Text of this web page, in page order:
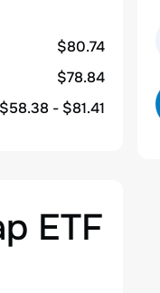
$80.74
$78.84
$58.38 - $81.41
ETF